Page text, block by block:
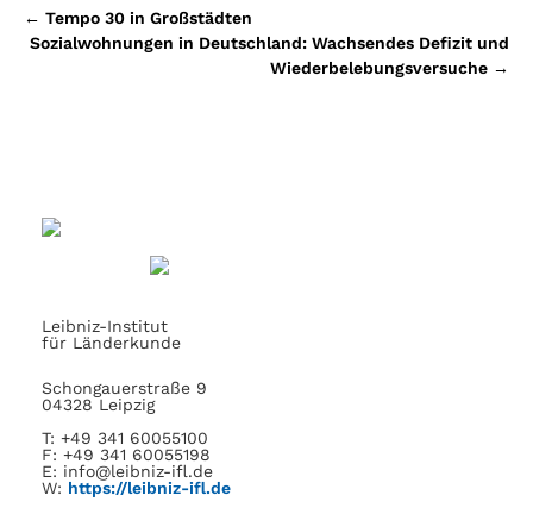
Beitragsnavigation
← Tempo 30 in Großstädten
Sozialwohnungen in Deutschland: Wachsendes Defizit und
Wiederbelebungsversuche →
Leibniz-Institut
für Länderkunde
Schongauerstraße 9
04328 Leipzig
T: +49 341 60055100
F: +49 341 60055198
E: info@leibniz-ifl.de
W: https://leibniz-ifl.de